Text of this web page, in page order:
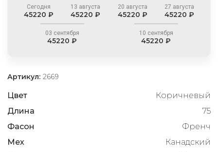
Сегодня
45220 ₽
13 августа
45220 ₽
20 августа
45220 ₽
27 августа
45220 ₽
03 сентября
45220 ₽
10 сентября
45220 ₽
Артикул: 2669
Цвет
Коричневый
Длина
75
Фасон
Френч
Мех
Канадский